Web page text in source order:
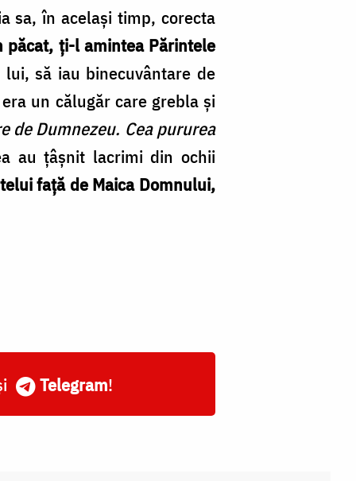
sa, în acelaşi timp, corecta
păcat, ţi-l amintea Părintele
să iau binecuvântare de
un călugăr care grebla şi
de Dumnezeu. Cea pururea
au ţâşnit lacrimi din ochii
faţă de Maica Domnului,
Telegram!